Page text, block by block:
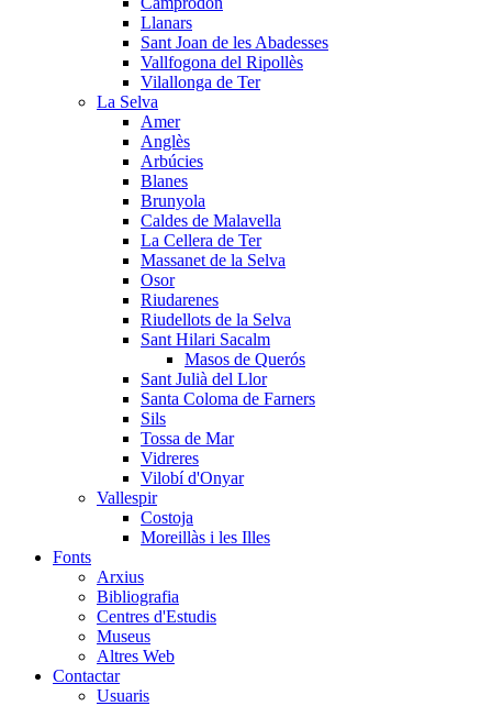
Llanars
Sant Joan de les Abadesses
Vallfogona del Ripollès
Vilallonga de Ter
La Selva
Amer
Anglès
Arbúcies
Blanes
Brunyola
Caldes de Malavella
La Cellera de Ter
Massanet de la Selva
Osor
Riudarenes
Riudellots de la Selva
Sant Hilari Sacalm
Masos de Querós
Sant Julià del Llor
Santa Coloma de Farners
Sils
Tossa de Mar
Vidreres
Vilobí d'Onyar
Vallespir
Costoja
Moreillàs i les Illes
Fonts
Arxius
Bibliografia
Centres d'Estudis
Museus
Altres Web
Contactar
Usuaris